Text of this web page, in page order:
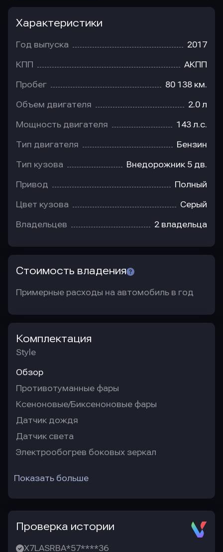
Характеристики
Год выпуска 2017
КПП АКПП
Пробег 80 138 км.
Объем двигателя 2.0 л
Мощность двигателя 143 л.с.
Тип двигателя Бензин
Тип кузова Внедорожник 5 дв.
Привод Полный
Цвет кузова Серый
Владельцев 2 владельца
Стоимость владения
Примерные расходы на автомобиль в год
Комплектация
Style
Обзор
Противотуманные фары
Ксеноновые/Биксеноновые фары
Датчик дождя
Датчик света
Электрообогрев боковых зеркал
Показать больше
Проверка истории
X7LASRBA*57****36